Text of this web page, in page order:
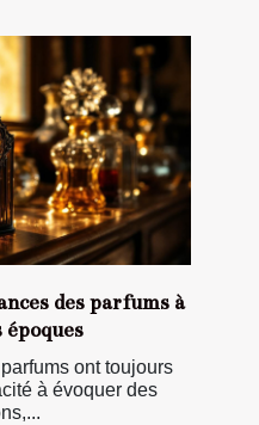
des parfums à
ont toujours
à évoquer des